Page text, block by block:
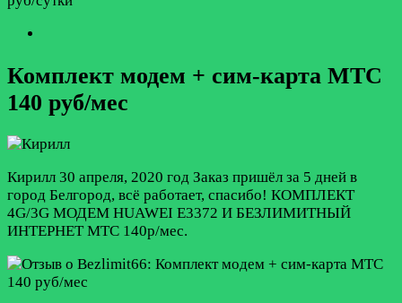
Комплект модем + сим-карта МТС
140 руб/мес
Кирилл 30 апреля, 2020 год Заказ пришёл за 5 дней в
город Белгород, всё работает, спасибо! КОМПЛЕКТ
4G/3G МОДЕМ HUAWEI Е3372 И БЕЗЛИМИТНЫЙ
ИНТЕРНЕТ МТС 140р/мес.